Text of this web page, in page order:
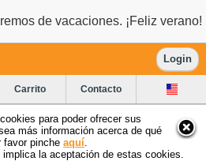
de vacaciones. ¡Feliz verano!
Login
Carrito Contacto
para poder ofrecer sus
más información acerca de qué
favor pinche aquí
la aceptación de estas cookies.